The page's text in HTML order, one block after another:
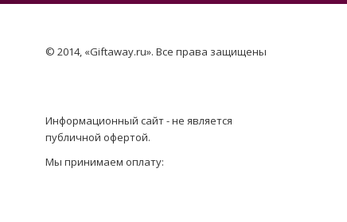
© 2014, «Giftaway.ru». Все права защищены
Информационный сайт - не является
публичной офертой.
Мы принимаем оплату: